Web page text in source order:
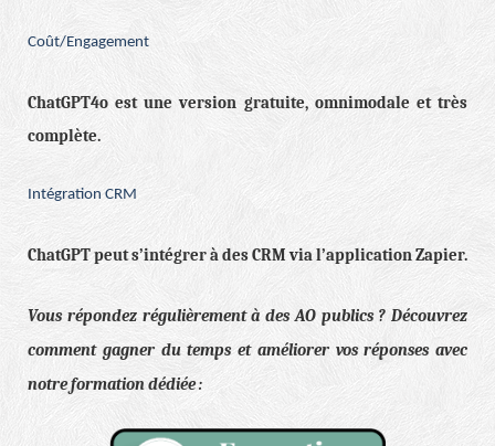
Coût/Engagement
ChatGPT4o est une version gratuite, omnimodale et très
complète.
Intégration CRM
ChatGPT peut s’intégrer à des CRM via l’application Zapier.
Vous répondez régulièrement à des AO publics ? Découvrez
comment gagner du temps et améliorer vos réponses avec
notre formation dédiée :